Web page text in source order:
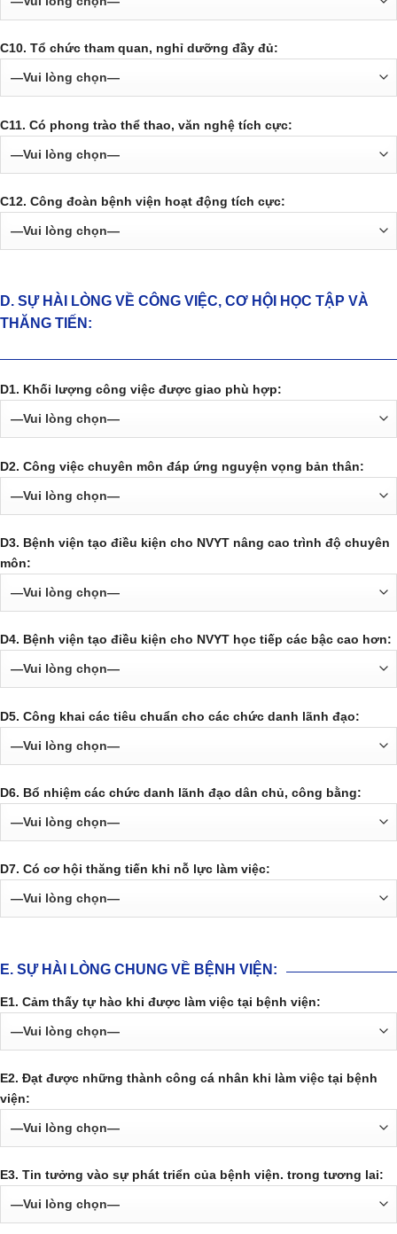
C10. Tổ chức tham quan, nghỉ dưỡng đầy đủ:
C11. Có phong trào thể thao, văn nghệ tích cực:
C12. Công đoàn bệnh viện hoạt động tích cực:
D. SỰ HÀI LÒNG VỀ CÔNG VIỆC, CƠ HỘI HỌC TẬP VÀ
THĂNG TIẾN:
D1. Khối lượng công việc được giao phù hợp:
D2. Công việc chuyên môn đáp ứng nguyện vọng bản thân:
D3. Bệnh viện tạo điều kiện cho NVYT nâng cao trình độ chuyên
môn:
D4. Bệnh viện tạo điều kiện cho NVYT học tiếp các bậc cao hơn:
D5. Công khai các tiêu chuẩn cho các chức danh lãnh đạo:
D6. Bổ nhiệm các chức danh lãnh đạo dân chủ, công bằng:
D7. Có cơ hội thăng tiến khi nỗ lực làm việc:
E. SỰ HÀI LÒNG CHUNG VỀ BỆNH VIỆN:
E1. Cảm thấy tự hào khi được làm việc tại bệnh viện:
E2. Đạt được những thành công cá nhân khi làm việc tại bệnh
viện:
E3. Tin tưởng vào sự phát triển của bệnh viện. trong tương lai: